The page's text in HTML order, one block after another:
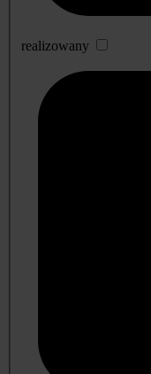
realizowany